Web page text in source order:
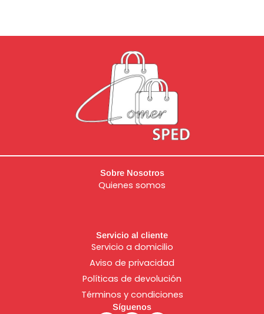
Sobre Nosotros
Quienes somos
Servicio al cliente
Servicio a domicilio
Aviso de privacidad
Políticas de devolución
Términos y condiciones
Síguenos